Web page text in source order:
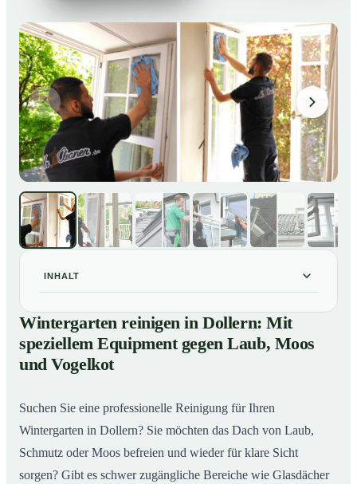
INHALT
Wintergarten reinigen in Dollern: Mit speziellem
Equipment gegen Laub, Moos und Vogelkot
02 So läuft eine professionelle Reinigung eines
Wintergarten in Dollern ab
Wintergarten reinigen in Dollern: Mit
speziellem Equipment gegen Laub, Moos
und Vogelkot
Suchen Sie eine professionelle Reinigung für Ihren
Wintergarten in Dollern? Sie möchten das Dach von Laub,
Schmutz oder Moos befreien und wieder für klare Sicht
sorgen? Gibt es schwer zugängliche Bereiche wie Glasdächer